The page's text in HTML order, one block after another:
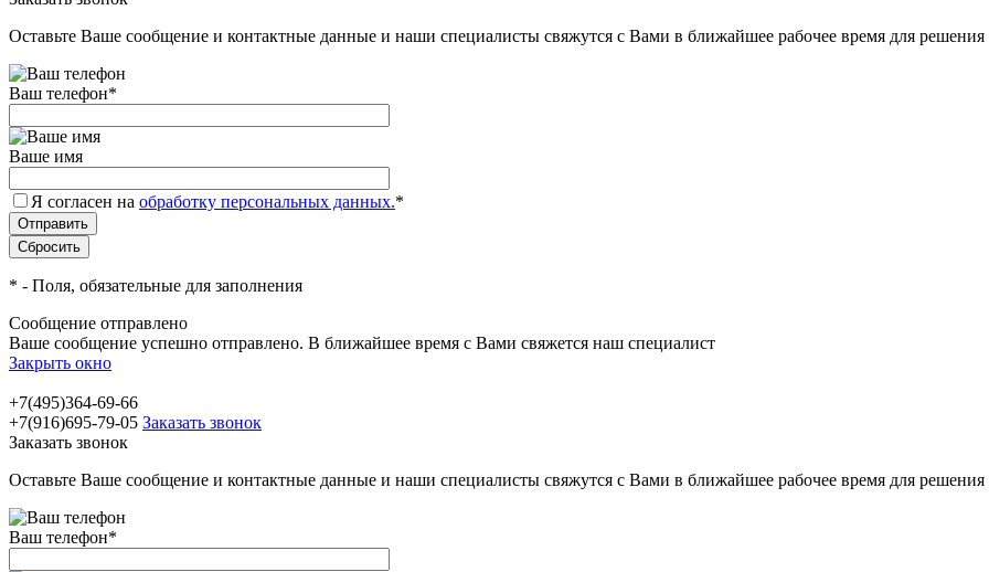
Оставьте Ваше сообщение и контактные данные и наши специалисты свяжутся с Вами в ближайшее рабочее время для
Ваш телефон*
Ваше имя
Я согласен на обработку персональных данных.*
* - Поля, обязательные для заполнения
Сообщение отправлено
Ваше сообщение успешно отправлено. В ближайшее время с Вами свяжется наш специалист
Закрыть окно
+7(495)364-69-66
+7(916)695-79-05 Заказать звонок
Заказать звонок
Оставьте Ваше сообщение и контактные данные и наши специалисты свяжутся с Вами в ближайшее рабочее время для
Ваш телефон*